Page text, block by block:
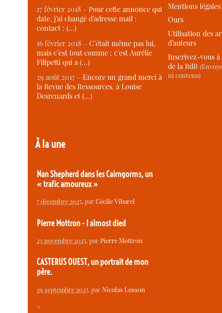
17 février 2018 –Pour cette annonce qui
date, j’ai changé d’adresse mail :
contact : (…)
16 février 2018 –C’était même pas lui,
mais c’est tout comme : c’est Aurélie
Filipetti qui a (…)
29 août 2017 –Encore un grand merci à
la Revue des Ressources, à Louise
Desrenards et (…)
À la une
Nan Shepherd dans les Cairngorms, un
« trafic amoureux »
7 décembre 2025, parCécile Vibarel
Pierre Mottron - I almost died
23 novembre 2025, parPierre Mottron
CASTERUS OUEST, un portrait de mon
père.
29 septembre 2025, parNicolas Losson
<
Mentions légales
Ours
Utilisation des
d’auteurs
Inscrivez-vous
de la RdR
ni contenu)